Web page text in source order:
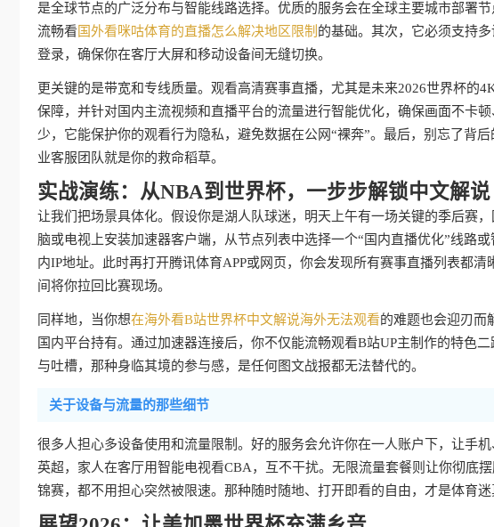
是全球节点的广泛分布与智能线路选择。优质的服务会在全球主要城市部署
流畅看 国外看咪咕体育的直播怎么解决地区限制 的基础。其次，它必须支持
登录，确保你在客厅大屏和移动设备间无缝切换。
更关键的是带宽和专线质量。观看高清赛事直播，尤其是未来2026世界杯的
保障，并针对国内主流视频和直播平台的流量进行智能优化，确保画面不卡
少，它能保护你的观看行为隐私，避免数据在公网“裸奔”。最后，别忘了背
业客服团队就是你的救命稻草。
实战演练：从NBA到世界杯，一步步解锁中文解说
让我们把场景具体化。假设你是湖人队球迷，明天上午有一场关键的季后赛
脑或电视上安装加速器客户端，从节点列表中选择一个“国内直播优化”线路
内IP地址。此时再打开腾讯体育APP或网页，你会发现所有赛事直播列表都
间将你拉回比赛现场。
同样地，当你想在海外看B站世界杯中文解说海外无法观看的难题也会迎刃而
国内平台持有。通过加速器连接后，你不仅能流畅观看B站UP主制作的特色
与吐槽，那种身临其境的参与感，是任何图文战报都无法替代的。
关于设备与流量的那些细节
很多人担心多设备使用和流量限制。好的服务会允许你在一人账户下，让手
英超，家人在客厅用智能电视看CBA，互不干扰。无限流量套餐则让你彻底
锦赛，都不用担心突然被限速。那种随时随地、打开即看的自由，才是体育迷